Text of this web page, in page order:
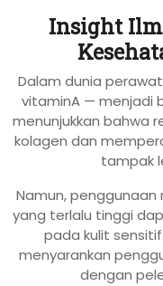
Insight
Dalam dunia
vitaminA — menjadi
menunjukkan bahwa
kolagen dan
tampak
Namun,
yang terlalu tinggi
pada kulit
menyarankan
dengan